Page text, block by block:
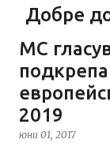
Добре
СУ "СВ. КЛИМЕНТ
МС
2019
юни 01, 2017